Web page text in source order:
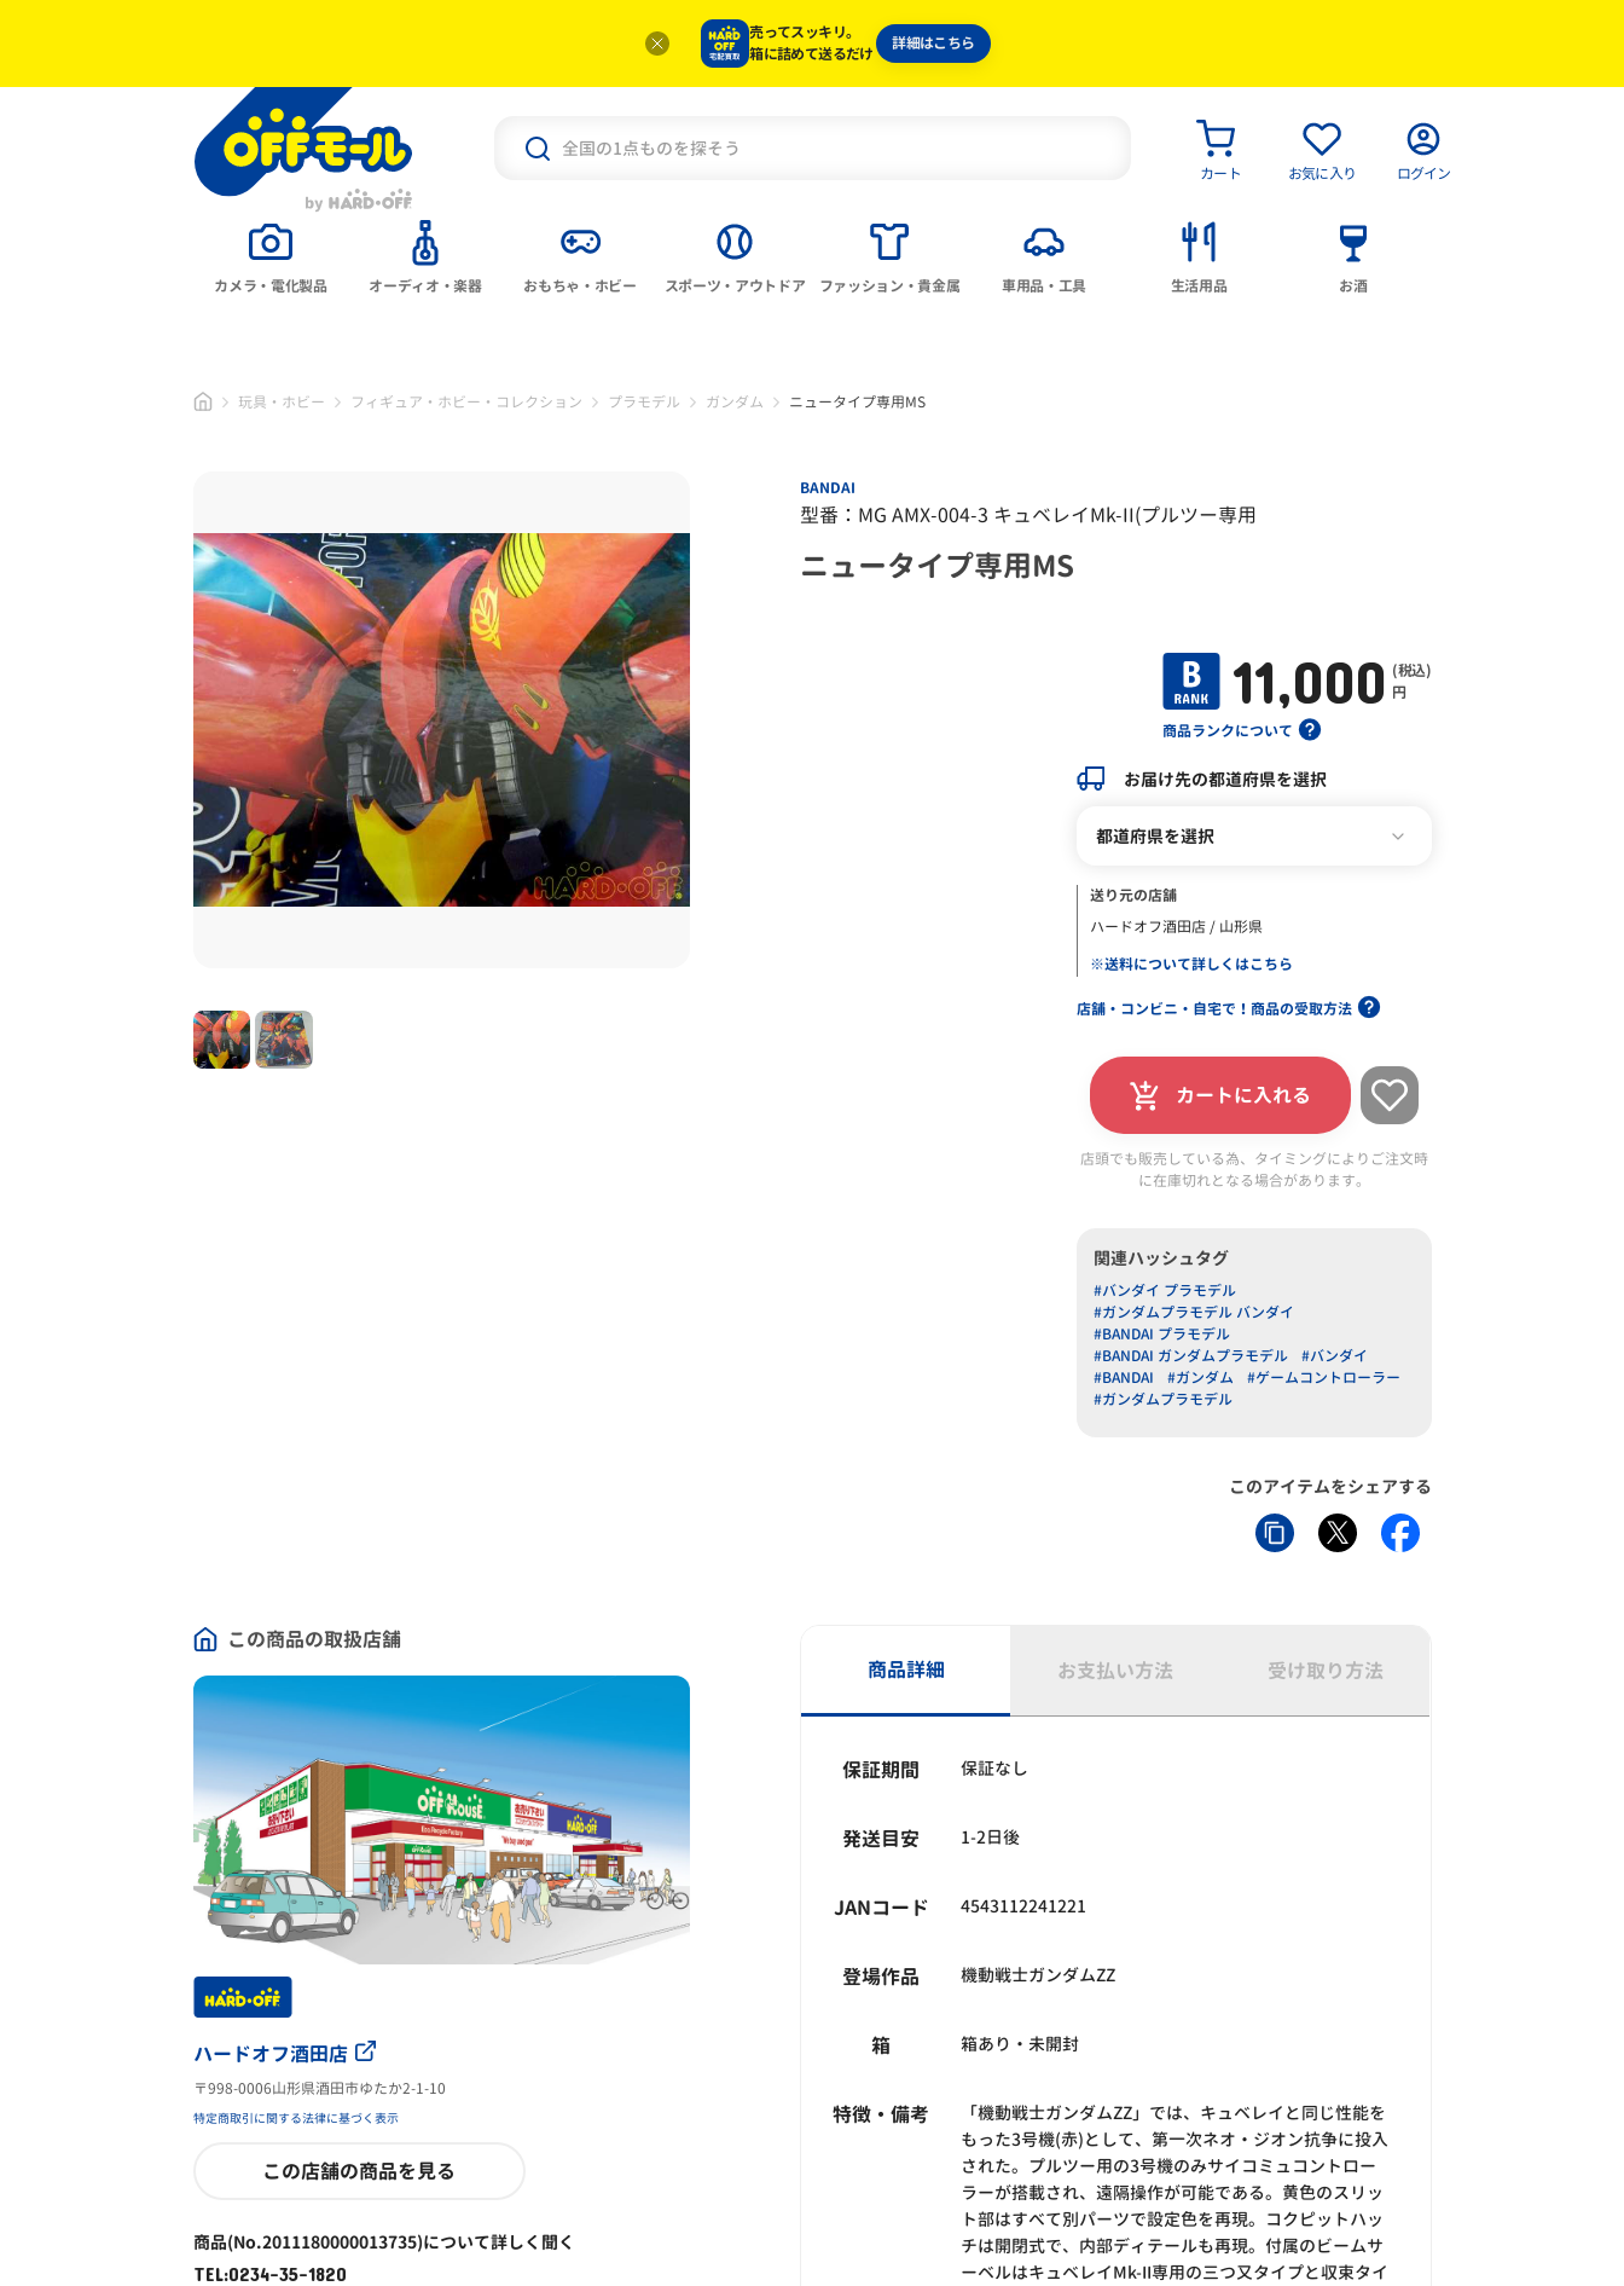
売ってスッキリ。
箱に詰めて送るだけ
詳細はこちら
カート お気に入り ログイン
カメラ・電化製品 オーディオ・楽器 おもちゃ・ホビー スポーツ・アウトドア ファッション・貴金属 車用品・工具 生活用品 お酒
玩具・ホビー フィギュア・ホビー・コレクション プラモデル ガンダム ニュータイプ専用MS
BANDAI
型番：MG AMX-004-3 キュベレイMk-II(プルツー専用
ニュータイプ専用MS
商品ランクについて
11,000 (税込)
円
お届け先の都道府県を選択
都道府県を選択
送り元の店舗
ハードオフ酒田店 / 山形県
※送料について詳しくはこちら
店舗・コンビニ・自宅で！商品の受取方法
カートに入れる
店頭でも販売している為、タイミングによりご注文時
に在庫切れとなる場合があります。
関連ハッシュタグ
#バンダイ プラモデル
#ガンダムプラモデル バンダイ
#BANDAI プラモデル
#BANDAI ガンダムプラモデル
#バンダイ
#BANDAI
#ガンダム
#ゲームコントローラー
#ガンダムプラモデル
このアイテムをシェアする
この商品の取扱店舗
ハードオフ酒田店
〒998-0006山形県酒田市ゆたか2-1-10
特定商取引に関する法律に基づく表示
この店舗の商品を見る
商品(No.2011180000013735)について詳しく聞く
TEL:0234-35-1820
商品詳細 お支払い方法 受け取り方法
保証期間 保証なし
発送目安 1-2日後
JANコード 4543112241221
登場作品 機動戦士ガンダムZZ
箱 箱あり・未開封
特徴・備考
「機動戦士ガンダムZZ」では、キュベレイと同じ性能を
もった3号機(赤)として、第一次ネオ・ジオン抗争に投入
された。プルツー用の3号機のみサイコミュコントロー
ラーが搭載され、遠隔操作が可能である。黄色のスリッ
ト部はすべて別パーツで設定色を再現。コクピットハッ
チは開閉式で、内部ディテールも再現。付属のビームサ
ーベルはキュベレイMk-II専用の三つ又タイプと収束タイ